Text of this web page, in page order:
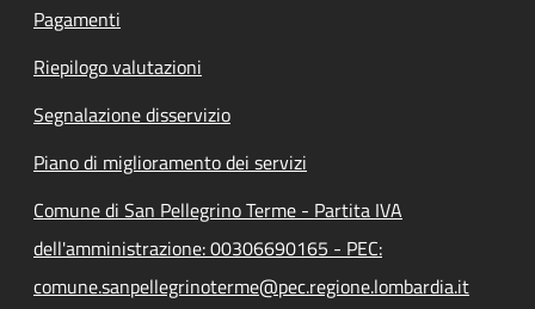
Pagamenti
Riepilogo valutazioni
Segnalazione disservizio
Piano di miglioramento dei servizi
Comune di San Pellegrino Terme - Partita IVA
dell'amministrazione: 00306690165 - PEC:
comune.sanpellegrinoterme@pec.regione.lombardia.it